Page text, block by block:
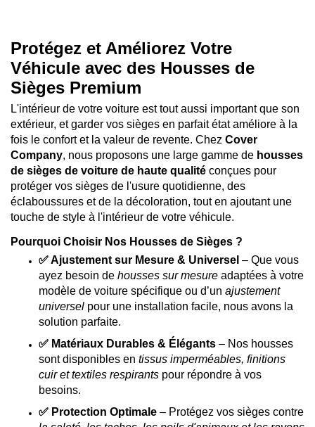
Protégez et Améliorez Votre
Véhicule avec des Housses de
Sièges Premium
L'intérieur de votre voiture est tout aussi important que son
extérieur, et garder vos sièges en parfait état améliore à la
fois le confort et la valeur de revente. Chez Cover
Company, nous proposons une large gamme de housses
de sièges de voiture de haute qualité conçues pour
protéger vos sièges de l'usure quotidienne, des
éclaboussures et de la décoloration, tout en ajoutant une
touche de style à l'intérieur de votre véhicule.
Pourquoi Choisir Nos Housses de Sièges ?
✅ Ajustement sur Mesure & Universel – Que vous
ayez besoin de housses sur mesure adaptées à votre
modèle de voiture spécifique ou d’un ajustement
universel pour une installation facile, nous avons la
solution parfaite.
✅ Matériaux Durables & Élégants – Nos housses
sont disponibles en tissus imperméables, finitions
cuir et textiles respirants pour répondre à vos
besoins.
✅ Protection Optimale – Protégez vos sièges contre